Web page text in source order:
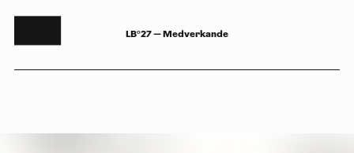
LB°27 — Medverkande